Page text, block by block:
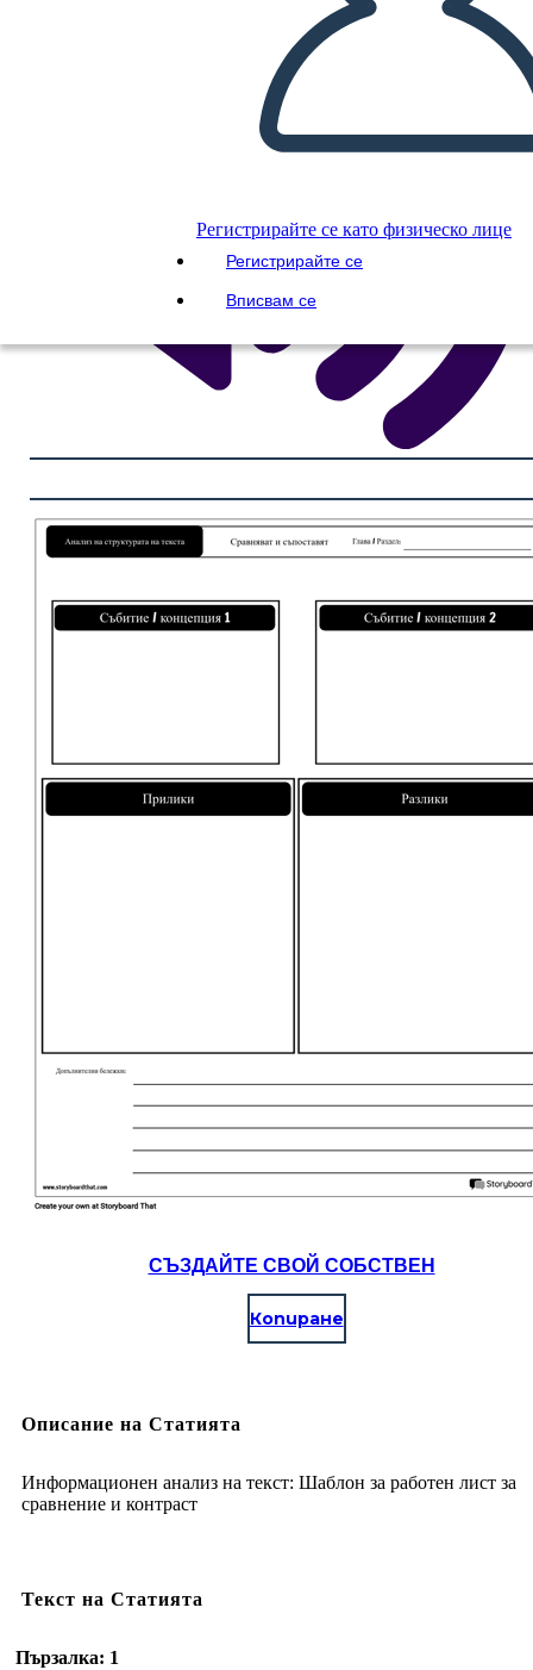
Регистрирайте се като физическо лице
Регистрирайте се
Вписвам се
СЪЗДАЙТЕ СВОЙ СОБСТВЕН
Копиране
Описание на Статията
Информационен анализ на текст: Шаблон за работен лист за
сравнение и контраст
Текст на Статията
Пързалка: 1